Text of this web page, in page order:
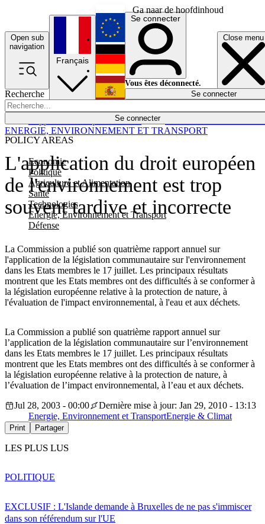
Ga naar de hoofdinhoud
Open sub
navigation
Close menu
Recherche
Se connecter
POLICY AREAS
Economie
Politique
Agriculture et Alimentation
Santé
Technologies
Energie, Environnement et Transport
Défense
Économie
Français
English
Deutsch
Español
Se connecter
Vous êtes déconnecté.
Se connecter
L'application du droit européen
de l'environnement est trop
souvent tardive et incorrecte
La Commission a publié son quatrième rapport annuel sur
l'application de la législation communautaire sur l'environnement
dans les Etats membres le 17 juillet. Les principaux résultats
montrent que les Etats membres ont des difficultés à se conformer à
la législation européenne relative à la protection de nature, à
l'évaluation de l'impact environnemental, à l'eau et aux déchets.
ENERGIE, ENVIRONNEMENT ET TRANSPORT
La Commission a publié son quatrième rapport annuel sur
l’application de la législation communautaire sur l’environnement
dans les Etats membres le 17 juillet. Les principaux résultats
montrent que les Etats membres ont des difficultés à se conformer à
la législation européenne relative à la protection de nature, à
l’évaluation de l’impact environnemental, à l’eau et aux déchets.
Jul 28, 2003 - 00:00
Dernière mise à jour: Jan 29, 2010 - 13:13
Energie, Environnement et TransportEnergie & Climat
Print Partager
LES PLUS LUS
EXCLUSIF : L'Islande demande à Bruxelles de ne pas s'immiscer
dans son référendum sur l'UE
POLITIQUE